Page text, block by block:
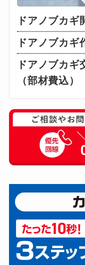
ドアノブカギ
ドアノブカギ
ドアノブカギ
（部材費込）